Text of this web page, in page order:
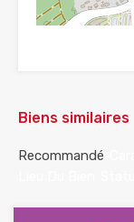
Biens similaires
Recommandé